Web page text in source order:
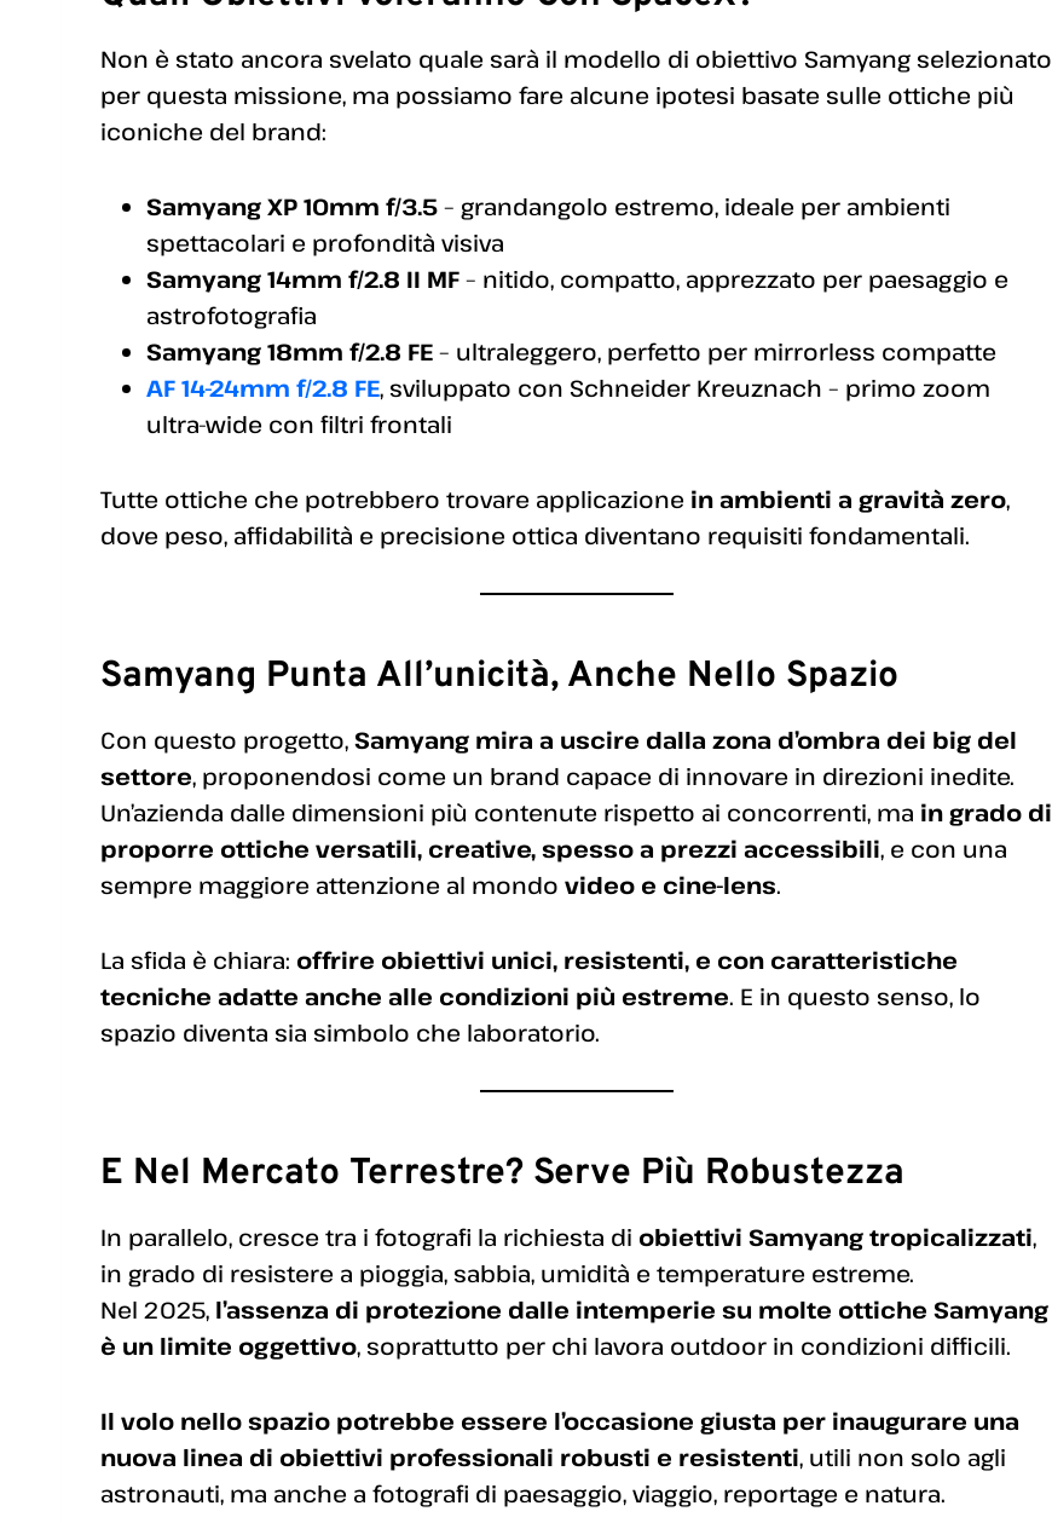
Non è stato ancora svelato quale sarà il modello di obiettivo Samyang selezionato
per questa missione, ma possiamo fare alcune ipotesi basate sulle ottiche più
iconiche del brand:
Samyang XP 10mm f/3.5 – grandangolo estremo, ideale per ambienti
spettacolari e profondità visiva
Samyang 14mm f/2.8 II MF – nitido, compatto, apprezzato per paesaggio e
astrofotografia
Samyang 18mm f/2.8 FE – ultraleggero, perfetto per mirrorless compatte
AF 14-24mm f/2.8 FE, sviluppato con Schneider Kreuznach – primo zoom
ultra-wide con filtri frontali
Tutte ottiche che potrebbero trovare applicazione in ambienti a gravità zero,
dove peso, affidabilità e precisione ottica diventano requisiti fondamentali.
Samyang Punta All’unicità, Anche Nello Spazio
Con questo progetto, Samyang mira a uscire dalla zona d’ombra dei big del
settore, proponendosi come un brand capace di innovare in direzioni inedite.
Un’azienda dalle dimensioni più contenute rispetto ai concorrenti, ma in grado di
proporre ottiche versatili, creative, spesso a prezzi accessibili, e con una
sempre maggiore attenzione al mondo video e cine-lens.
La sfida è chiara: offrire obiettivi unici, resistenti, e con caratteristiche
tecniche adatte anche alle condizioni più estreme. E in questo senso, lo
spazio diventa sia simbolo che laboratorio.
E Nel Mercato Terrestre? Serve Più Robustezza
In parallelo, cresce tra i fotografi la richiesta di obiettivi Samyang tropicalizzati,
in grado di resistere a pioggia, sabbia, umidità e temperature estreme.
Nel 2025, l’assenza di protezione dalle intemperie su molte ottiche Samyang
è un limite oggettivo, soprattutto per chi lavora outdoor in condizioni difficili.
Il volo nello spazio potrebbe essere l’occasione giusta per inaugurare una
nuova linea di obiettivi professionali robusti e resistenti, utili non solo agli
astronauti, ma anche a fotografi di paesaggio, viaggio, reportage e natura.